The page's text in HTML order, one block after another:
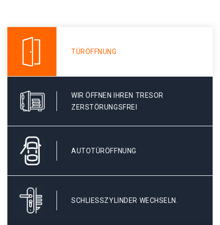
TÜRÖFFNUNG
WIR ÖFFNEN IHREN TRESOR
ZERSTÖRUNGSFREI
AUTOTÜRÖFFNUNG
SCHLIESSZYLINDER WECHSELN.